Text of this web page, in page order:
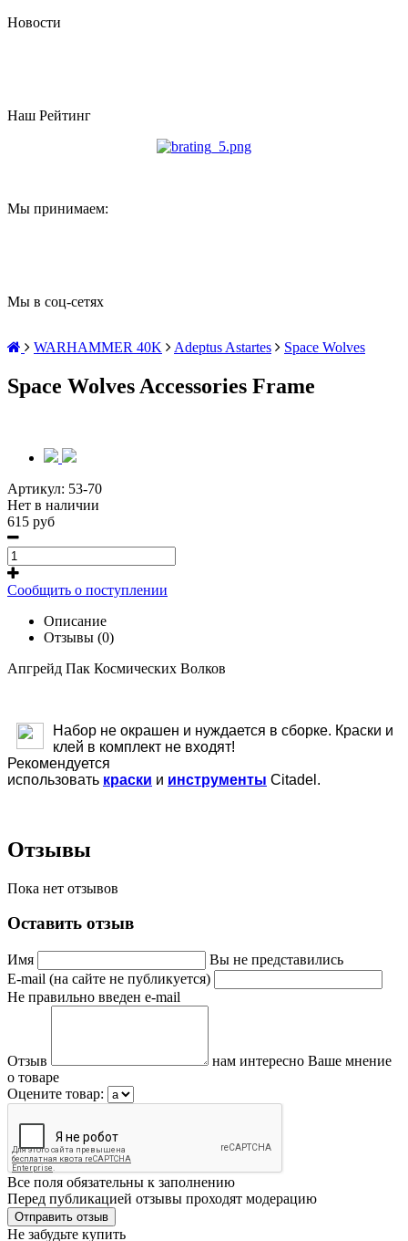
Новости
Наш Рейтинг
Мы принимаем:
Мы в соц-сетях
WARHAMMER 40K Adeptus Astartes Space Wolves
Space Wolves Accessories Frame
Артикул: 53-70
Нет в наличии
615 руб
Сообщить о поступлении
Описание
Отзывы (0)
Апгрейд Пак Космических Волков
Набор не окрашен и нуждается в сборке. Краски и
клей в комплект не входят!
Рекомендуется
использовать краски и инструменты Citadel.
Отзывы
Пока нет отзывов
Оставить отзыв
Имя
Вы не представились
E-mail (на сайте не публикуется)
Не правильно введен e-mail
Отзыв
нам интересно Ваше мнение
о товаре
Оцените товар:
Все поля обязательны к заполнению
Перед публикацией отзывы проходят модерацию
Не забудьте купить